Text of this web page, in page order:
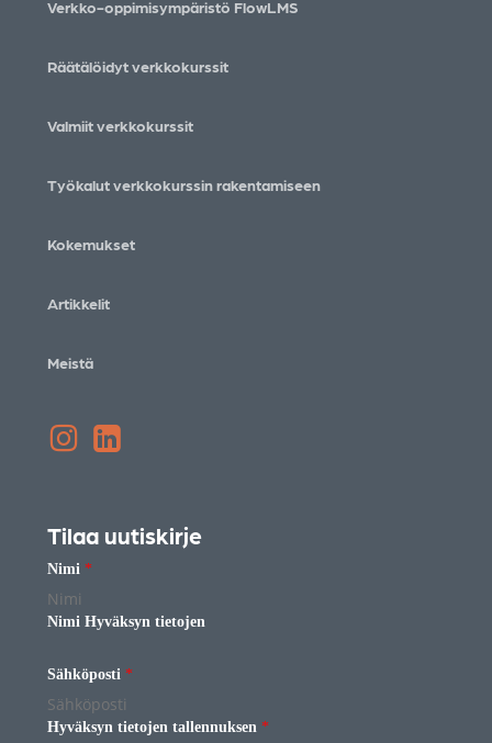
Verkko-oppimisympäristö FlowLMS
Räätälöidyt verkkokurssit
Valmiit verkkokurssit
Työkalut verkkokurssin rakentamiseen
Kokemukset
Artikkelit
Meistä
Instagram
LinkedIn
Tilaa uutiskirje
Nimi *
Nimi Hyväksyn tietojen
Sähköposti *
Hyväksyn tietojen tallennuksen *